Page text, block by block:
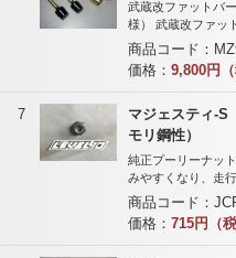
武蔵改ファットバ
様） 武蔵改ファッ
商品コード：
価格： 9,800円（
7
マジェスティ-
モリ鋼性）
純正プーリーナッ
みやすくなり、走
商品コード：
価格： 715円（税